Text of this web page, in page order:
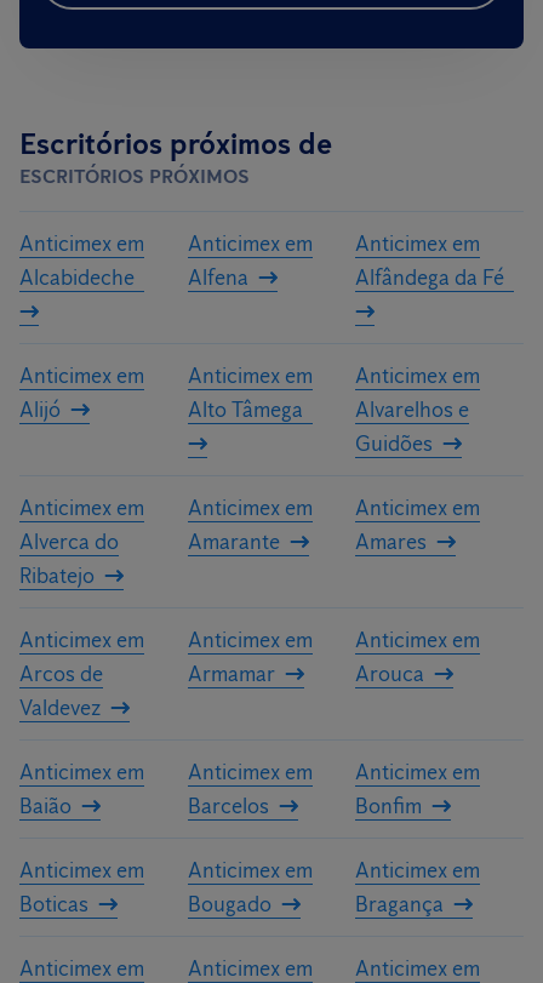
Escritórios próximos de
ESCRITÓRIOS PRÓXIMOS
Anticimex em
Alcabideche
Anticimex em
Alfena
Anticimex em
Alfândega da Fé
Anticimex em
Alijó
Anticimex em
Alto Tâmega
Anticimex em
Alvarelhos e
Guidões
Anticimex em
Alverca do
Ribatejo
Anticimex em
Amarante
Anticimex em
Amares
Anticimex em
Arcos de
Valdevez
Anticimex em
Armamar
Anticimex em
Arouca
Anticimex em
Baião
Anticimex em
Barcelos
Anticimex em
Bonfim
Anticimex em
Boticas
Anticimex em
Bougado
Anticimex em
Bragança
Anticimex em
Anticimex em
Anticimex em